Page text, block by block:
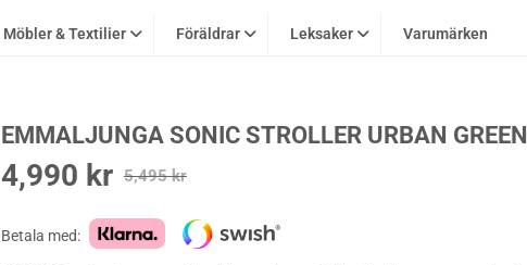
Möbler & Textilier Föräldrar Leksaker Varumärken
EMMALJUNGA SONIC STROLLER URBAN GREEN
5,495kr
Det
priset
4,990 krDet
priset
Betala med: